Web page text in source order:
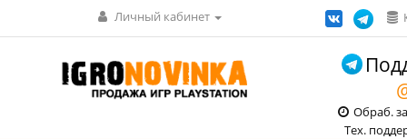
Личный кабинет
Обраб.
Тех.